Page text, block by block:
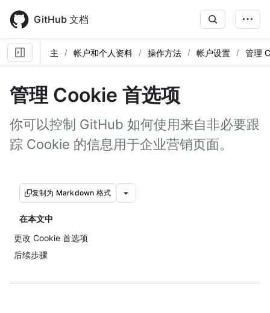
main
content
GitHub 文档
主 帐户和个人资料 操作方法 帐户设置 管理
管理 Cookie 首选项
你可以控制 GitHub 如何使用来自非必要跟
踪 Cookie 的信息用于企业营销页面。
复制为 Markdown 格式
在本文中
更改 Cookie 首选项
后续步骤